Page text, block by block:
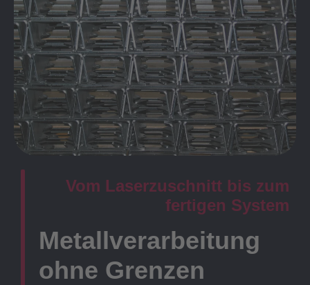
Vom Laserzuschnitt bis zum
fertigen System
Metallverarbeitung
ohne Grenzen